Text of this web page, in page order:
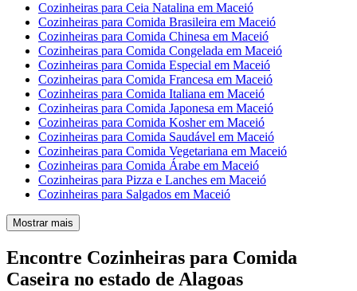
Cozinheiras para Ceia Natalina em Maceió
Cozinheiras para Comida Brasileira em Maceió
Cozinheiras para Comida Chinesa em Maceió
Cozinheiras para Comida Congelada em Maceió
Cozinheiras para Comida Especial em Maceió
Cozinheiras para Comida Francesa em Maceió
Cozinheiras para Comida Italiana em Maceió
Cozinheiras para Comida Japonesa em Maceió
Cozinheiras para Comida Kosher em Maceió
Cozinheiras para Comida Saudável em Maceió
Cozinheiras para Comida Vegetariana em Maceió
Cozinheiras para Comida Árabe em Maceió
Cozinheiras para Pizza e Lanches em Maceió
Cozinheiras para Salgados em Maceió
Mostrar mais
Encontre Cozinheiras para Comida
Caseira no estado de Alagoas